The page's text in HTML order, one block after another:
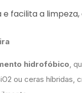
facilita a
hidrofóbico ,
ou ceras híbridas,